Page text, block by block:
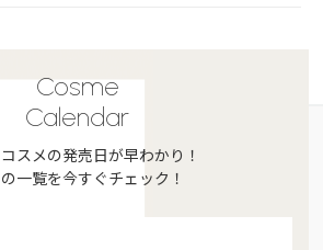
Cosme
Calendar
スメの発売日が早わかり！
一覧を今すぐチェック！